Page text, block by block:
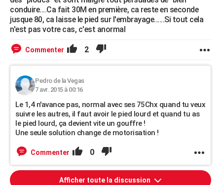
conduire....Ca fait 30M en première, ca reste en seconde
jusque 80, ca laisse le pied sur l'embrayage......Si tout cela
n'est pas votre cas, c'est anormal
Commenter 2
Pedro de la Vegas
7 avr. 2015 à 00:16
Le 1,4 n'avance pas, normal avec ses 75Chx quand tu veux
suivre les autres, il faut avoir le pied lourd et quand tu as
le pied lourd, ça devient vite un gouffre !
Une seule solution change de motorisation !
Commenter 0
Afficher toute la discussion